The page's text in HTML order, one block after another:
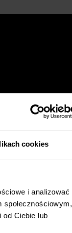
cookies
i analizować
od Ciebie lub